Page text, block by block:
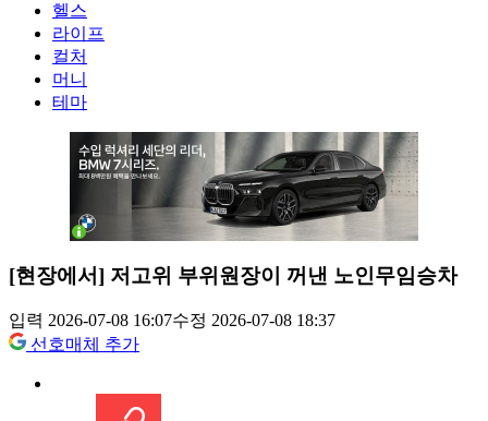
헬스
라이프
컬처
머니
테마
[현장에서] 저고위 부위원장이 꺼낸 노인무임승차
입력 2026-07-08 16:07수정 2026-07-08 18:37
선호매체 추가